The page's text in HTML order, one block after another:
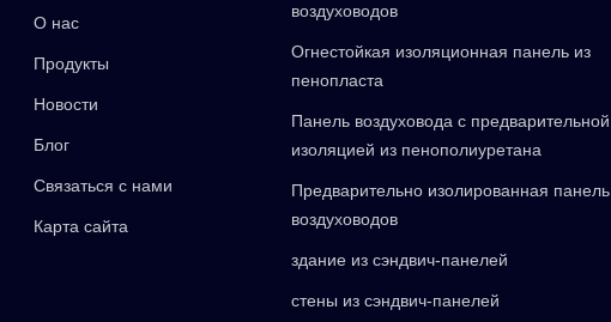
О нас
Продукты
Новости
Блог
Связаться с нами
Карта сайта
воздуховодов
Огнестойкая изоляционная панель из
пенопласта
Панель воздуховода с предварительной
изоляцией из пенополиуретана
Предварительно изолированная панель
воздуховодов
здание из сэндвич-панелей
стены из сэндвич-панелей